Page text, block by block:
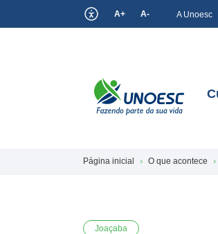
A+ A- A Unoesc
Página inicial O que acontece
Joaçaba